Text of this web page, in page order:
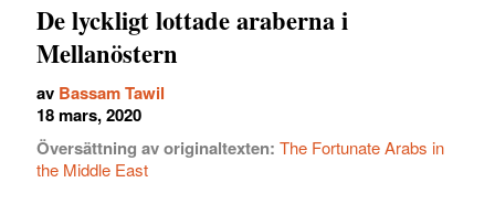
De lyckligt lottade araberna i
Mellanöstern
av Bassam Tawil
18 mars, 2020
Översättning av originaltexten: The Fortunate Arabs in
the Middle East